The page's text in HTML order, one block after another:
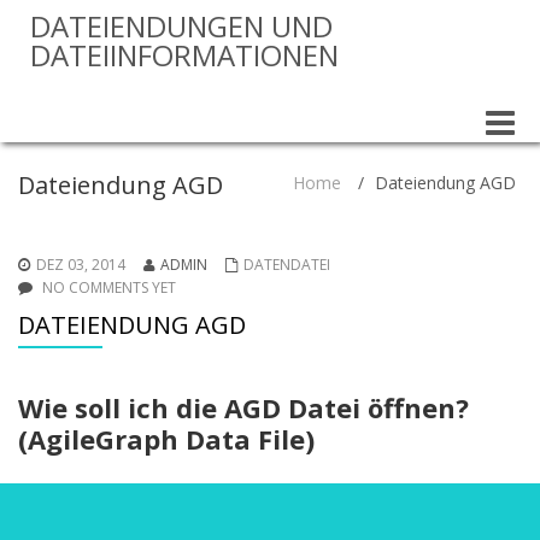
DATEIENDUNGEN UND
DATEIINFORMATIONEN
Toggle
Dateiendung AGD Home / Dateiendung AGD
DEZ 03, 2014 ADMIN
DATENDATEI
NO COMMENTS YET
DATEIENDUNG AGD
Wie soll ich die AGD Datei öffnen?
(AgileGraph Data File)